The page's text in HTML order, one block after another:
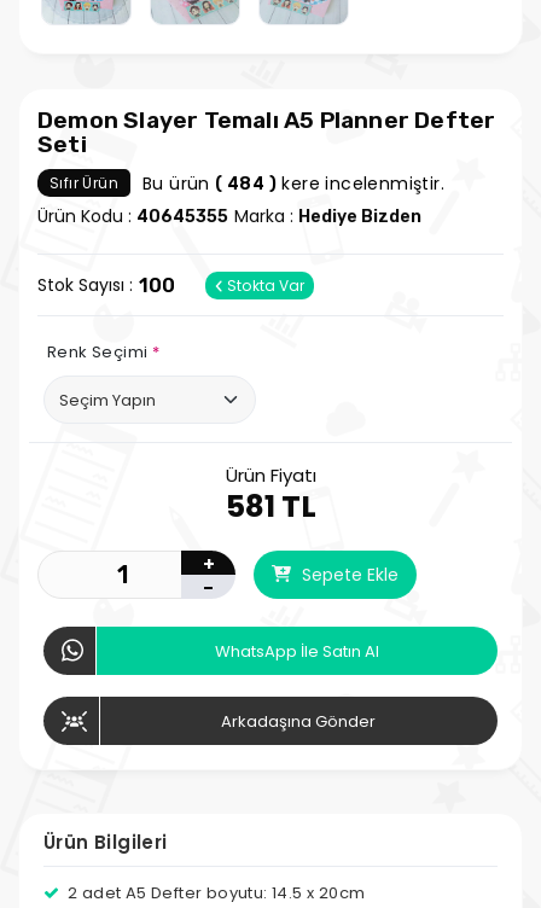
Demon Slayer Temalı A5 Planner Defter
Seti
Sıfır Ürün Bu ürün ( 484 ) kere incelenmiştir.
Ürün Kodu : 40645355 Marka : Hediye Bizden
Stok Sayısı : 100 Stokta Var
Renk Seçimi *
Ürün Fiyatı
581 TL
+
-
Sepete Ekle
WhatsApp İle Satın Al
Arkadaşına Gönder
Ürün Bilgileri
2 adet A5 Defter boyutu: 14.5 x 20cm